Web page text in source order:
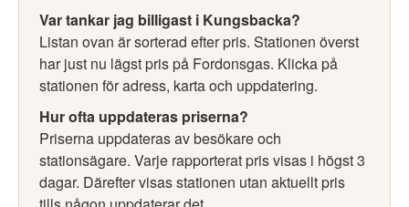
Var tankar jag billigast i Kungsbacka?
Listan ovan är sorterad efter pris. Stationen överst
har just nu lägst pris på Fordonsgas. Klicka på
stationen för adress, karta och uppdatering.
Hur ofta uppdateras priserna?
Priserna uppdateras av besökare och
stationsägare. Varje rapporterat pris visas i högst 3
dagar. Därefter visas stationen utan aktuellt pris